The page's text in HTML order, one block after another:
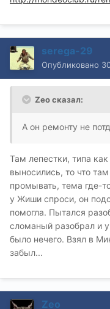
serega-29
Опубликовано
Zeo сказал:
А он ремонту не
Там лепестки, типа
выносились, то что
промывать, тема где-
у Жиши спроси, он
помогла. Пытался
сломаный разобрал и
было нечего. Взял в
забыл...
Zeo